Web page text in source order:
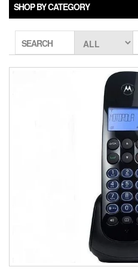
SHOP BY CATEGORY
SEARCH